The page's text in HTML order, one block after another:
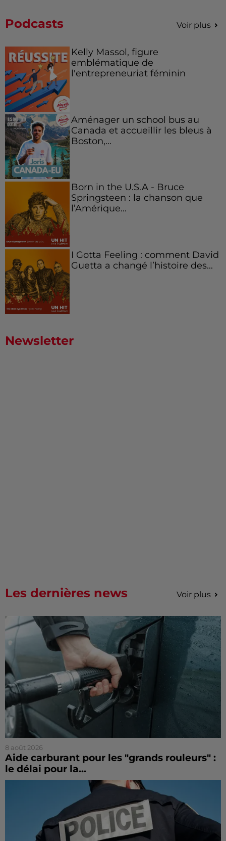
Podcasts Voir plus
Kelly Massol, figure
emblématique de
l'entrepreneuriat féminin
Aménager un school bus au
Canada et accueillir les bleus à
Boston,...
Born in the U.S.A - Bruce
Springsteen : la chanson que
l’Amérique...
I Gotta Feeling : comment David
Guetta a changé l’histoire des...
Newsletter
Les dernières news Voir plus
8 août 2026
Aide carburant pour les "grands rouleurs" :
le délai pour la...